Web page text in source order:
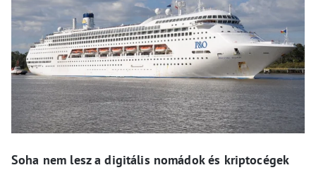
Soha nem lesz a digitális nomádok és kriptocégek